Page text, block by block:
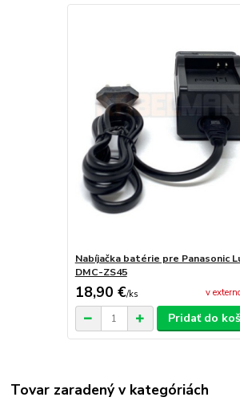
Nabíjačka batérie pre Panasonic
DMC-ZS45
18,90 €/ks v
Pridať do
Tovar zaradený v kategóriách